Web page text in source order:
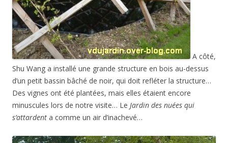
A côté,
Shu Wang a installé une grande structure en bois au-dessus
d’un petit bassin bâché de noir, qui doit refléter la structure…
Des vignes ont été plantées, mais elles étaient encore
minuscules lors de notre visite… Le Jardin des nuées qui
s’attardent a comme un air d’inachevé…